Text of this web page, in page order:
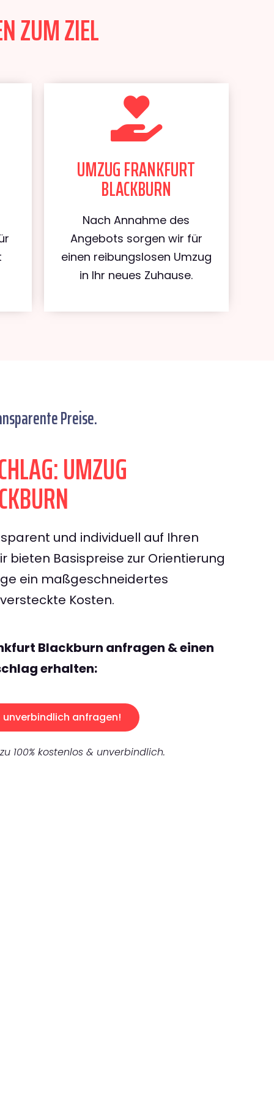
ZUM ZIEL
UMZUG FRANKFURT
BLACKBURN
Nach Annahme des
Angebots sorgen wir für
einen reibungslosen Umzug
in Ihr neues Zuhause.
Preise.
UMZUG
und individuell auf Ihren
bieten Basispreise zur Orientierung
ein maßgeschneidertes
Kosten.
Blackburn anfragen & einen
erhalten:
unverbindlich anfragen!
100% kostenlos & unverbindlich.